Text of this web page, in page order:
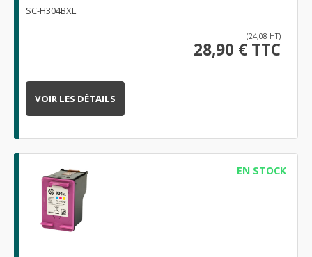
SC-H304BXL
(24,08 HT)
28,90 € TTC
VOIR LES DÉTAILS
EN STOCK